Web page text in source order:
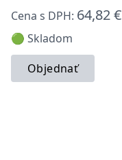
Cena s DPH: 64,82 €
🟢 Skladom
Objednať